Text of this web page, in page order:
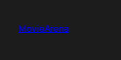
MovieArena